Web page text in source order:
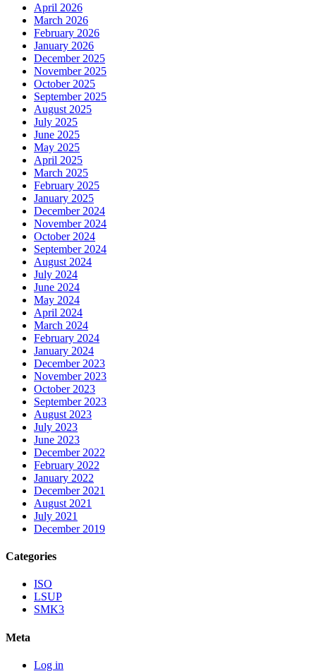
April 2026
March 2026
February 2026
January 2026
December 2025
November 2025
October 2025
September 2025
August 2025
July 2025
June 2025
May 2025
April 2025
March 2025
February 2025
January 2025
December 2024
November 2024
October 2024
September 2024
August 2024
July 2024
June 2024
May 2024
April 2024
March 2024
February 2024
January 2024
December 2023
November 2023
October 2023
September 2023
August 2023
July 2023
June 2023
December 2022
February 2022
January 2022
December 2021
August 2021
July 2021
December 2019
Categories
ISO
LSUP
SMK3
Meta
Log in